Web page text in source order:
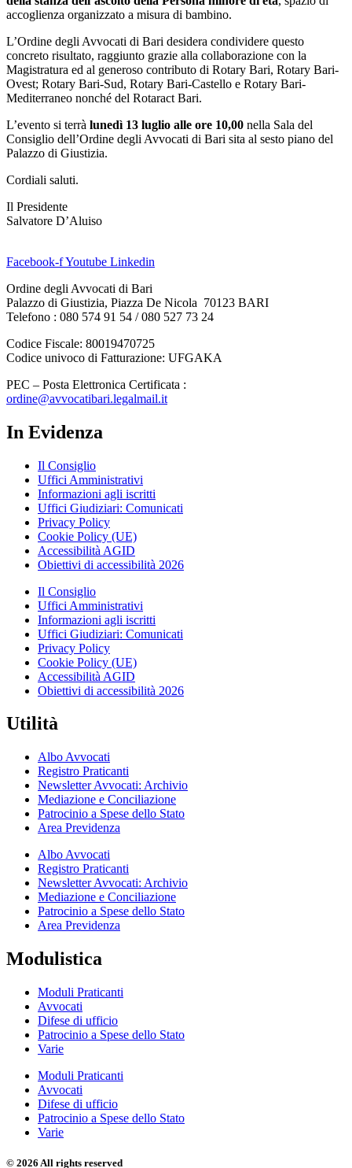
accoglienza organizzato a misura di bambino.
L’Ordine degli Avvocati di Bari desidera condividere questo
concreto risultato, raggiunto grazie alla collaborazione con la
Magistratura ed al generoso contributo di Rotary Bari, Rotary Bari-
Ovest; Rotary Bari-Sud, Rotary Bari-Castello e Rotary Bari-
Mediterraneo nonché del Rotaract Bari.
L’evento si terrà lunedì 13 luglio alle ore 10,00 nella Sala del
Consiglio dell’Ordine degli Avvocati di Bari sita al sesto piano del
Palazzo di Giustizia.
Cordiali saluti.
Il Presidente
Salvatore D’Aluiso
Facebook-fYoutube Linkedin
Ordine degli Avvocati di Bari
Palazzo di Giustizia, Piazza De Nicola 70123 BARI
Telefono : 080 574 91 54 / 080 527 73 24
Codice Fiscale: 80019470725
Codice univoco di Fatturazione: UFGAKA
PEC – Posta Elettronica Certificata :
ordine@avvocatibari.legalmail.it
In Evidenza
Il Consiglio
Uffici Amministrativi
Informazioni agli iscritti
Uffici Giudiziari: Comunicati
Privacy Policy
Cookie Policy (UE)
Accessibilità AGID
Obiettivi di accessibilità 2026
Il Consiglio
Uffici Amministrativi
Informazioni agli iscritti
Uffici Giudiziari: Comunicati
Privacy Policy
Cookie Policy (UE)
Accessibilità AGID
Obiettivi di accessibilità 2026
Utilità
Albo Avvocati
Registro Praticanti
Newsletter Avvocati: Archivio
Mediazione e Conciliazione
Patrocinio a Spese dello Stato
Area Previdenza
Albo Avvocati
Registro Praticanti
Newsletter Avvocati: Archivio
Mediazione e Conciliazione
Patrocinio a Spese dello Stato
Area Previdenza
Modulistica
Moduli Praticanti
Avvocati
Difese di ufficio
Patrocinio a Spese dello Stato
Varie
Moduli Praticanti
Avvocati
Difese di ufficio
Patrocinio a Spese dello Stato
Varie
© 2026 All rights reserved